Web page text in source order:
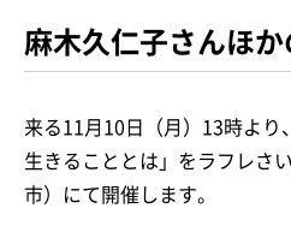
麻木久仁子さんほ
来る11月10日（月）13時より
生きることとは」をラフレさ
市）にて開催します。